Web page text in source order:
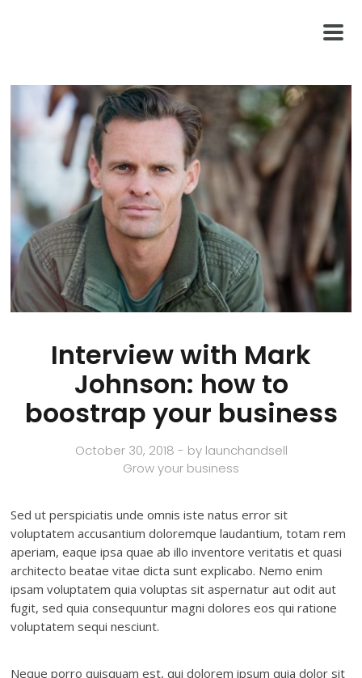
Interview with Mark
Johnson: how to
boostrap your business
October 30, 2018 - by launchandsell
Grow your business
Sed ut perspiciatis unde omnis iste natus error sit
voluptatem accusantium doloremque laudantium, totam rem
aperiam, eaque ipsa quae ab illo inventore veritatis et quasi
architecto beatae vitae dicta sunt explicabo. Nemo enim
ipsam voluptatem quia voluptas sit aspernatur aut odit aut
fugit, sed quia consequuntur magni dolores eos qui ratione
voluptatem sequi nesciunt.
Neque porro quisquam est, qui dolorem ipsum quia dolor sit